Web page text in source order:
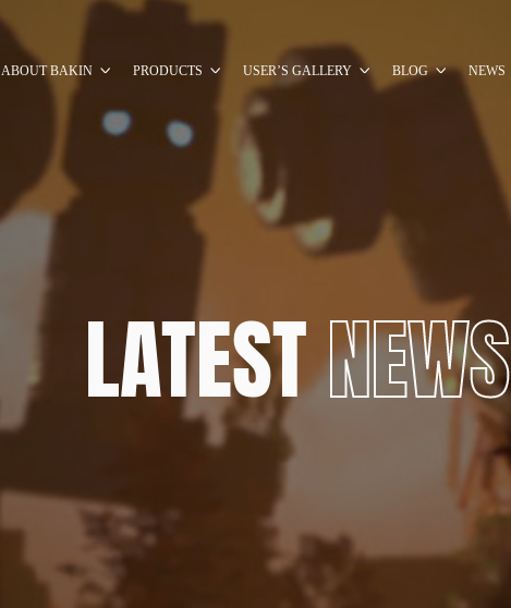
ABOUT BAKIN PRODUCTS USER’S GALLERY BLOG NEWS
LATESTNEWS